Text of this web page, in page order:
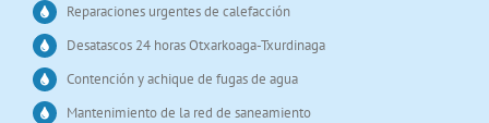
Reparaciones urgentes de calefacción
Desatascos 24 horas Otxarkoaga-Txurdinaga
Contención y achique de fugas de agua
Mantenimiento de la red de saneamiento